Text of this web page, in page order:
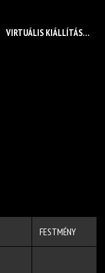
VIRTUÁLIS KIÁLLÍTÁS
FESTMÉNY